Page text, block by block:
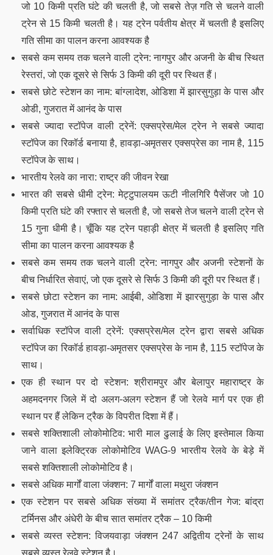
जो 10 किमी प्रति घंटे की चलती है, जो सबसे तेज़ गति से चलने वाली
ट्रेन से 15 किमी चलती है। यह ट्रेन पर्वतीय क्षेत्र में चलती है इसलिए
गति सीमा का पालन करना आवश्यक है
सबसे कम समय तक चलने वाली ट्रेन: नागपुर और अजनी के बीच स्थित
रेस्तरां, जो एक दूसरे से सिर्फ 3 किमी की दूरी पर स्थित हैं।
सबसे छोटे स्टेशन का नाम: बांग्लादेश, ओडिशा में झारसुगुड़ा के पास और
ओडी, गुजरात में आनंद के पास
सबसे ज्यादा स्टॉपेज वाली ट्रेनें: एक्सप्रेस/मेल ट्रेन ने सबसे ज्यादा
स्टॉपेज का रिकॉर्ड बनाया है, हावड़ा-अमृतसर एक्सप्रेस का नाम है, 115
स्टॉपेज के साथ।
भारतीय रेलवे का नारा: राष्ट्र की जीवन रेखा
भारत की सबसे धीमी ट्रेन: मेट्टुपालयम ऊटी नीलगिरि पैसेंजर जो 10
किमी प्रति घंटे की रफ्तार से चलती है, जो सबसे तेज चलने वाली ट्रेन से
15 गुना धीमी है। चूँकि यह ट्रेन पहाड़ी क्षेत्र में चलती है इसलिए गति
सीमा का पालन करना आवश्यक है
सबसे कम समय तक चलने वाली ट्रेन: नागपुर और अजनी स्टेशनों के
बीच निर्धारित सेवाएं, जो एक दूसरे से सिर्फ 3 किमी की दूरी पर स्थित हैं।
सबसे छोटा स्टेशन का नाम: आईबी, ओडिशा में झारसुगुड़ा के पास और
ओड, गुजरात में आनंद के पास
सर्वाधिक स्टॉपेज वाली ट्रेनें: एक्सप्रेस/मेल ट्रेन द्वारा सबसे अधिक
स्टॉपेज का रिकॉर्ड हावड़ा-अमृतसर एक्सप्रेस के नाम है, 115 स्टॉपेज के
साथ।
एक ही स्थान पर दो स्टेशन: श्रीरामपुर और बेलापुर महाराष्ट्र के
अहमदनगर जिले में दो अलग-अलग स्टेशन हैं जो रेलवे मार्ग पर एक ही
स्थान पर हैं लेकिन ट्रैक के विपरीत दिशा में हैं।
सबसे शक्तिशाली लोकोमोटिव: भारी माल ढुलाई के लिए इस्तेमाल किया
जाने वाला इलेक्ट्रिक लोकोमोटिव WAG-9 भारतीय रेलवे के बेड़े में
सबसे शक्तिशाली लोकोमोटिव है।
सबसे अधिक मार्गों वाला जंक्शन: 7 मार्गों वाला मथुरा जंक्शन
एक स्टेशन पर सबसे अधिक संख्या में समांतर ट्रैक/तीन गेज: बांद्रा
टर्मिनस और अंधेरी के बीच सात समांतर ट्रैक – 10 किमी
सबसे व्यस्त स्टेशन: विजयवाड़ा जंक्शन 247 अद्वितीय ट्रेनों के साथ